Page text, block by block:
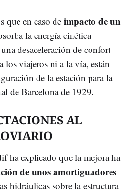
que en caso de impacto de un
la energía cinética
desaceleración de confort
los viajeros ni a la vía, están
de la estación para la
de Barcelona de 1929.
AL
ha explicado que la mejora ha
de unos amortiguadores
hidráulicas sobre la estructura